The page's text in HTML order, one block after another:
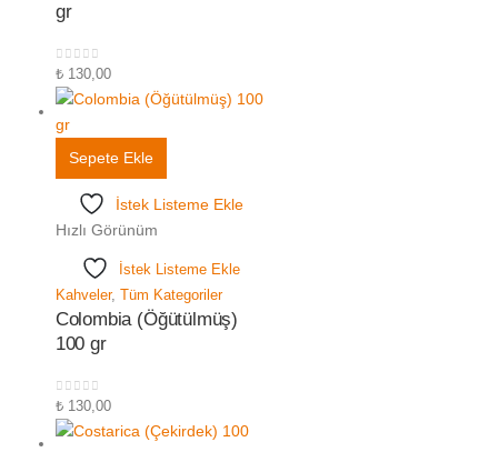
gr
05 üzerinden
₺130,00
Sepete Ekle
İstek Listeme Ekle
Hızlı Görünüm
İstek Listeme Ekle
Kahveler, Tüm Kategoriler
Colombia (Öğütülmüş)
100 gr
05 üzerinden
₺130,00